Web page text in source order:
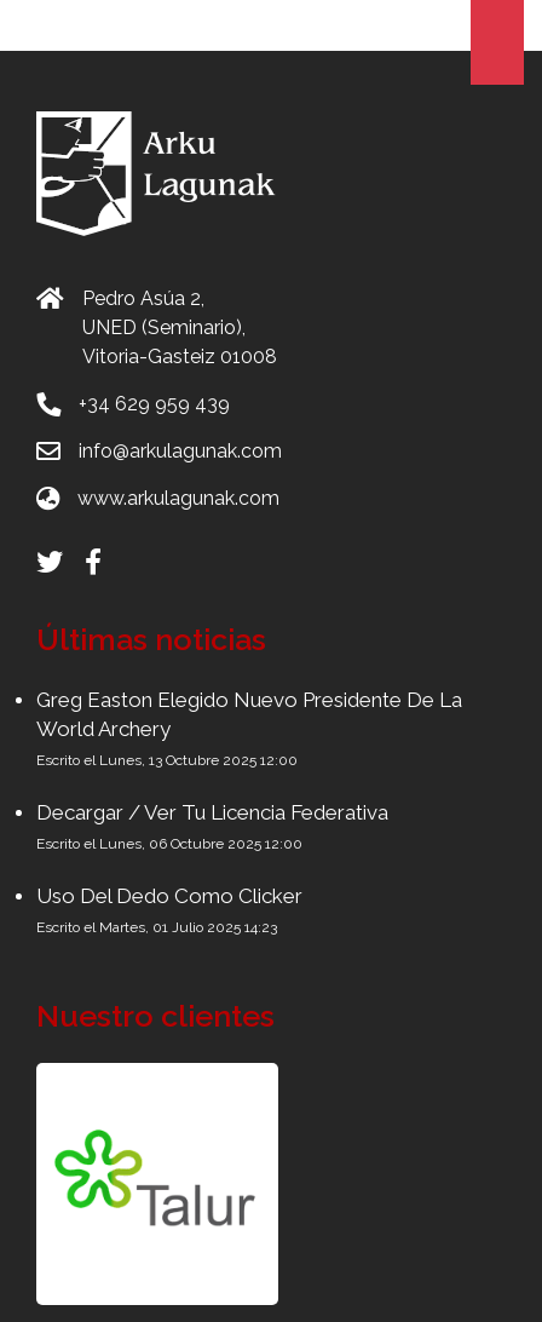
Pedro Asúa 2,
UNED (Seminario),
Vitoria-Gasteiz 01008
+34 629 959 439
info@arkulagunak.com
www.arkulagunak.com
Últimas noticias
Greg Easton Elegido Nuevo Presidente De La
World Archery
Escrito el Lunes, 13 Octubre 2025 12:00
Decargar / Ver Tu Licencia Federativa
Escrito el Lunes, 06 Octubre 2025 12:00
Uso Del Dedo Como Clicker
Escrito el Martes, 01 Julio 2025 14:23
Nuestro clientes